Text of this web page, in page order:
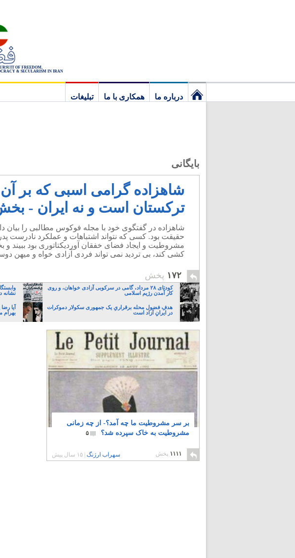
OF FREEDOM,
& SECULARISM IN IRAN
درباره ما همکاری با ما
تبلیغات
بایگانی
شاهزاده گرامی اسبی که بر
ترکستان است و نه ایران ‪-‬ بخش دوم
شاهزاده در گفتگوی خود با مجله فوکوس مطالبی را بیان
حقیقت بود. کسی که نتواند اشتباهات و عملکرد نادرست
مشروطیت و ایجاد فضای خفقان آوردیکتاتوری بود ببیند و
کشی کند، بی تردید نمی تواند فردی آزادی خواه و میهن
۱۷۲ پخش
کودتای ۲۸ مرداد، گامی در سرکوبی آزادی خواهان، و روی
کار آمدن رژیم اسلامی
نشانه
هدفِ فضول محله برقراریِ یک جمهوری سکولار دموکرات
در ایرانِ آزاد است
آیا
بهرام
بر سر مشروطیت ما چه آمد؟- از چه زمانی
مشروطیت به خاک سپرده شد؟
۵
۱۱۱۱ پخش سهراب ارژنگ |۱۵ سال پیش